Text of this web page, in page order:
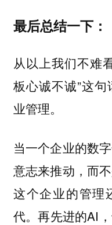
最后总结一下：
从以上我们不难
板心诚不诚”这句
业管理。
当一个企业的数
意志来推动，而
这个企业的管理
代。再先进的AI